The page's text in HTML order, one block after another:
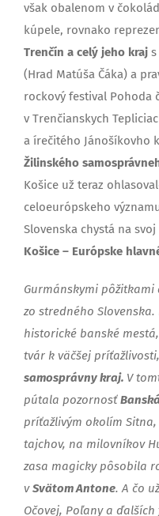
však obalenom v
kúpele, rovnako
Trenčín a celý jeho kraj
(Hrad Matúša Čáka) a
rockový festival Pohoda
v Trenčianskych
a írečitého Jánošíkovho
Žilinského
Košice už teraz
celoeurópskeho
Slovenska chystá na
Košice – Európske
Gurmánskymi
zo stredného
historické banské
tvár k väčšej
samosprávny kraj. V
pútala pozornosť
príťažlivým okolím
tajchov, na milovníkov
zasa magicky pôsobila
vSvätom Antone. A čo
Očovej, Poľany a